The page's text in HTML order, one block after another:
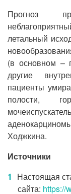
Прогноз
летальный
(в основном –
другие
пациенты
полости,
Ходжкина.
Источники
Настоящая
сайта: https://